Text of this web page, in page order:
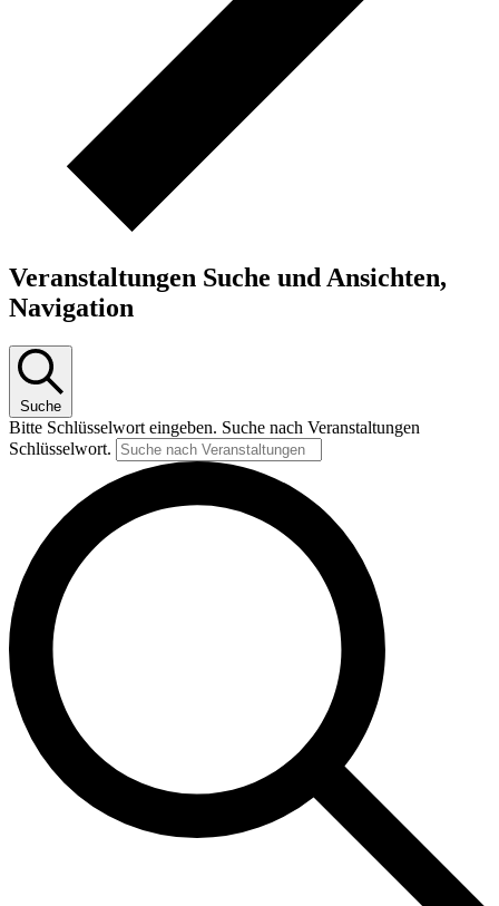
Veranstaltungen Suche und Ansichten,
Navigation
Suche
Bitte Schlüsselwort eingeben. Suche nach Veranstaltungen
Schlüsselwort.